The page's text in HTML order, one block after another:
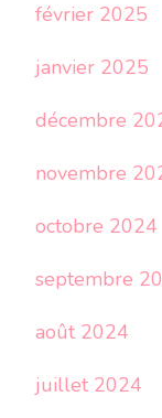
février 2025
janvier 2025
décembre
novembre
octobre 2024
septembre
août 2024
juillet 2024